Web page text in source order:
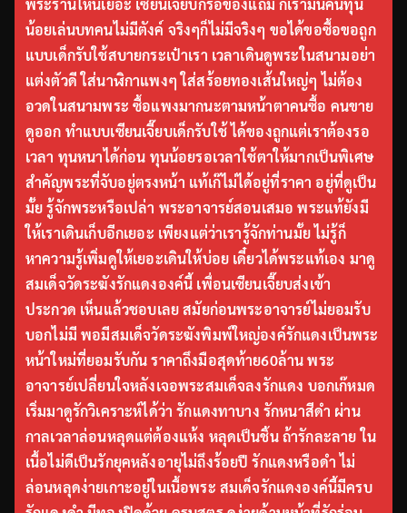
พระร้านไหนเยอะ เซียนเจี๊ยบก็รอของแถม ก็เรามันคนทุน
น้อยเล่นบทคนไม่มีตังค์ จริงๆก็ไม่มีจริงๆ ขอได้ขอซื้อขอถูก
แบบเด็กรับใช้สบายกระเป๋าเรา เวลาเดินดูพระในสนามอย่า
แต่งตัวดี ใส่นาฬิกาแพงๆ ใส่สร้อยทองเส้นใหญ่ๆ ไม่ต้อง
อวดในสนามพระ ซื้อแพงมากนะตามหน้าตาคนซื้อ คนขาย
ดูออก ทำแบบเซียนเจี๊ยบเด็กรับใช้ ได้ของถูกแต่เราต้องรอ
เวลา ทุนหนาได้ก่อน ทุนน้อยรอเวลาใช้ตาให้มากเป็นพิเศษ
สำคัญพระที่จับอยู่ตรงหน้า แท้เก๊ไม่ได้อยู่ที่ราคา อยู่ที่ดูเป็น
มั้ย รู้จักพระหรือเปล่า พระอาจารย์สอนเสมอ พระแท้ยังมี
ให้เราเดินเก็บอีกเยอะ เพียงแต่ว่าเรารู้จักท่านมั้ย ไม่รู้ก็
หาความรู้เพิ่มดูให้เยอะเดินให้บ่อย เดี๋ยวได้พระแท้เอง มาดู
สมเด็จวัดระฆังรักแดงองค์นี้ เพื่อนเซียนเจี๊ยบส่งเข้า
ประกวด เห็นแล้วชอบเลย สมัยก่อนพระอาจารย์ไม่ยอมรับ
บอกไม่มี พอมีสมเด็จวัดระฆังพิมพ์ใหญ่องค์รักแดงเป็นพระ
หน้าใหม่ที่ยอมรับกัน ราคาถึงมือสุดท้าย60ล้าน พระ
อาจารย์เปลี่ยนใจหลังเจอพระสมเด็จลงรักแดง บอกเก๊หมด
เริ่มมาดูรักวิเคราะห์ได้ว่า รักแดงทาบาง รักหนาสีดำ ผ่าน
กาลเวลาล่อนหลุดแต่ต้องแห้ง หลุดเป็นชิ้น ถ้ารักละลาย ใน
เนื้อไม่ดีเป็นรักยุคหลังอายุไม่ถึงร้อยปี รักแดงหรือดำ ไม่
ล่อนหลุดง่ายเกาะอยู่ในเนื้อพระ สมเด็จรักแดงองค์นี้มีครบ